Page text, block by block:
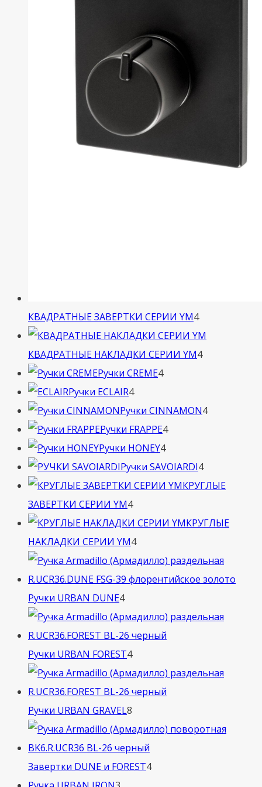
КВАДРАТНЫЕ ЗАВЕРТКИ СЕРИИ YM44
товара
КВАДРАТНЫЕ НАКЛАДКИ СЕРИИ YM44
Ручки CREME44
Ручки ECLAIR44
товара
Ручки CINNAMON44
Ручки FRAPPE44
Ручки HONEY44
товара
Ручки SAVOIARDI44
товара
КРУГЛЫЕ
ЗАВЕРТКИ СЕРИИ YM44
товара
КРУГЛЫЕ
НАКЛАДКИ СЕРИИ YM44
товара
Ручки URBAN DUNE44
товара
Ручки URBAN FOREST44
товара
Ручки URBAN GRAVEL8
товаров
Завертки DUNE и FOREST44